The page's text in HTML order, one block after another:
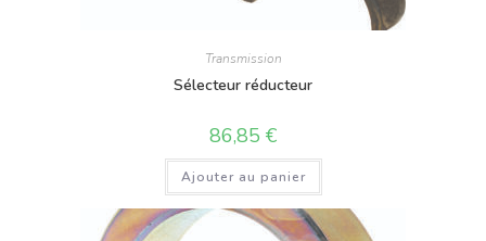
Transmission
Sélecteur réducteur
86,85 €
Ajouter au panier